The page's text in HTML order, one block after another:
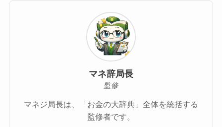
マネ辞局長
監修
マネジ局長は、「お金の大辞典」全体を統括する
監修者です。